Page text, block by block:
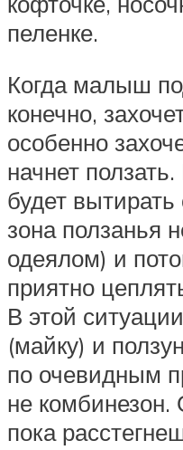
пеленке.
Когда малыш
конечно,
особенно
начнет
будет
зона ползанья
одеялом) и
приятно
В этой
(майку) и
по очевидным
не комбинезон.
пока